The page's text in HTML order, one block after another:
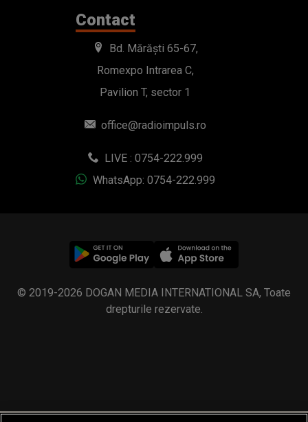
Contact
Bd. Mărăști 65-67,
Romexpo Intrarea C,
Pavilion T, sector 1
office@radioimpuls.ro
LIVE : 0754-222.999
WhatsApp: 0754-222.999
© 2019-2026 DOGAN MEDIA INTERNATIONAL SA, Toate
drepturile rezervate.